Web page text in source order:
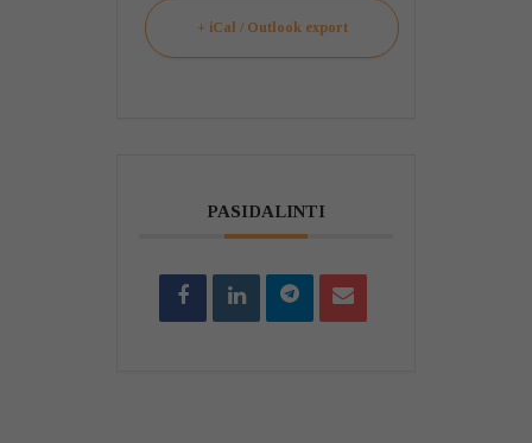
+ iCal / Outlook export
PASIDALINTI